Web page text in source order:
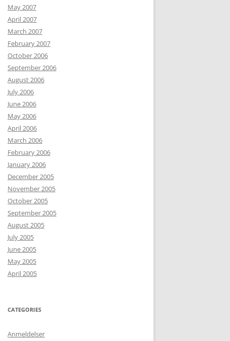
May 2007
April 2007
March 2007
February 2007
October 2006
September 2006
August 2006
July 2006
June 2006
May 2006
April 2006
March 2006
February 2006
January 2006
December 2005
November 2005
October 2005
September 2005
August 2005
July 2005
June 2005
May 2005
April 2005
CATEGORIES
Anmeldelser